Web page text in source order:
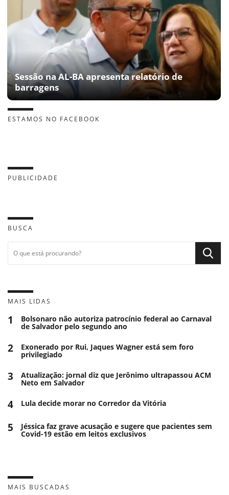
Sessão na AL-BA apresenta relatório de
barragens
ESTAMOS NO FACEBOOK
PUBLICIDADE
BUSCA
MAIS LIDAS
1 Bolsonaro não autoriza patrocínio federal ao Carnaval
de Salvador pelo segundo ano
2 Exonerado por Rui, Jaques Wagner está sem foro
privilegiado
3 Atualização: jornal diz que Jerônimo ultrapassou ACM
Neto em Salvador
4 Lula decide morar no Corredor da Vitória
5 Jéssica faz grave acusação e sugere que pacientes sem
Covid-19 estão em leitos exclusivos
MAIS BUSCADAS